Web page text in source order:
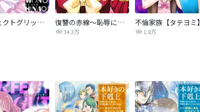
パーフェクトグリッター 復讐の赤線～恥辱にまみれた少女の運命～【タテヨミ】
34.3万
不倫家族【タテヨミ】
1.8万